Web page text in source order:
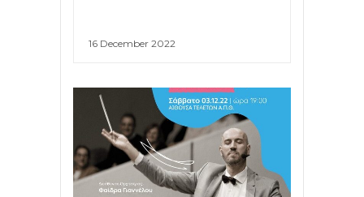
16 December 2022